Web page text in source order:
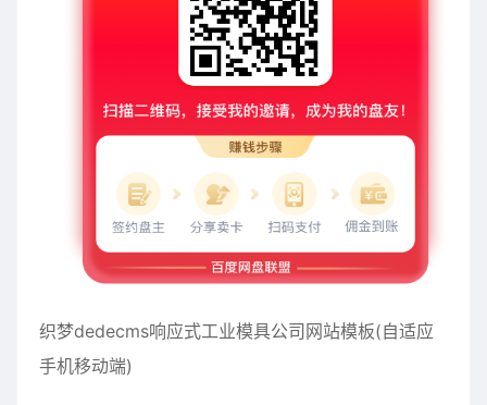
织梦dedecms响应式工业模具公司网站模板(自适应
手机移动端)